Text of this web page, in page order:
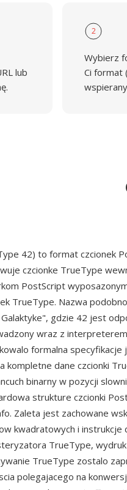
lub
2
Wybierz
Ci format
42) to format czcionek
czcionke TrueType
PostScript
TrueType. Nazwa
gdzie 42 jest
wraz z
formalna
kompletne dane czcionki
binarny w pozycji
strukture czcionki
Zaleta jest zachowane
kwadratowych i
TrueType,
TrueType zostalo
polegajacego na